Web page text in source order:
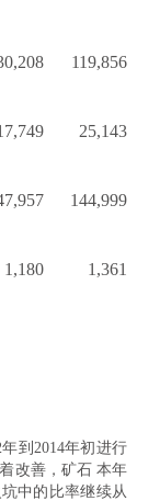
119,856
25,143
144,999
1,180 1,361
到2014年初进行
改善，矿石 本年
中的比率继续从